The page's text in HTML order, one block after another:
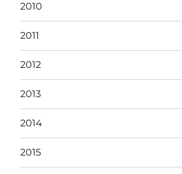
2010
2011
2012
2013
2014
2015